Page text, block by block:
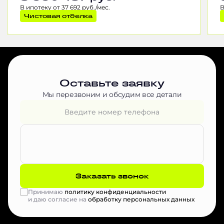
В ипотеку от 37 692 руб./мес.
Чистовая отделка
Оставьте заявку
Мы перезвоним и обсудим все детали
Заказать звонок
Принимаю политику конфиденциальности
и даю согласие на обработку персональных данных